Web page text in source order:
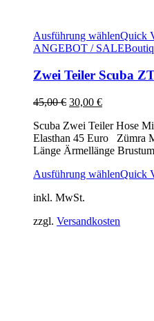
Ausführung wählenQuick
ANGEBOT / SALE
Zwei Teiler Scuba
45,00€ Ursprünglicher
war:
45,00 €
30,00 €Aktueller
ist:
30,00 €.
Scuba Zwei Teiler Hose
Elasthan 45 Euro Zümra
Länge Ärmellänge
Ausführung wählenQuick
inkl. MwSt.
zzgl. Versandkosten